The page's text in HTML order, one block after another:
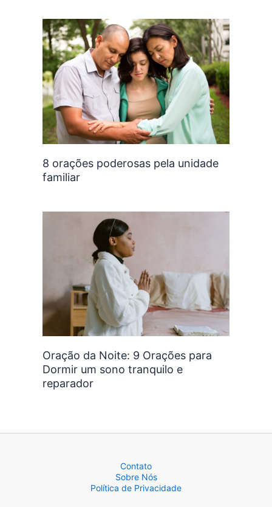
8 orações poderosas pela unidade
familiar
Oração da Noite: 9 Orações para
Dormir um sono tranquilo e
reparador
Contato
Sobre Nós
Política de Privacidade